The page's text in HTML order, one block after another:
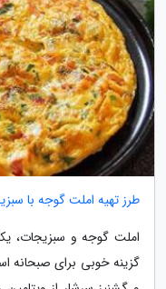
طرز تهیه املت گوجه با
املت گوجه و سبزیجات،
گزینه خوبی برای صبحانه